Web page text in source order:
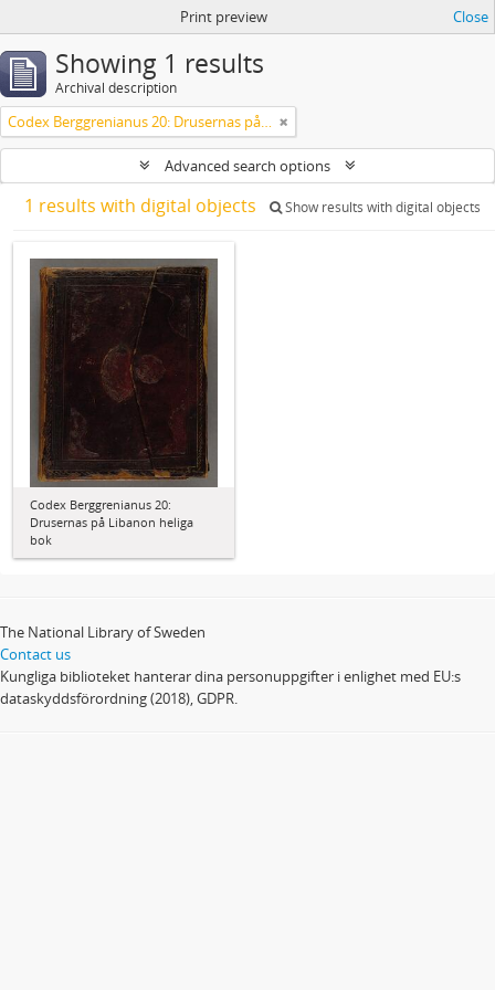
Print preview Close
Showing 1 results
Archival description
Codex Berggrenianus 20: Drusernas på Libanon heliga bok
Advanced search options
1 results with digital objects Show results with digital objects
Codex Berggrenianus 20:
Drusernas på Libanon heliga
bok
The National Library of Sweden
Contact us
Kungliga biblioteket hanterar dina personuppgifter i enlighet med EU:s
dataskyddsförordning (2018), GDPR.